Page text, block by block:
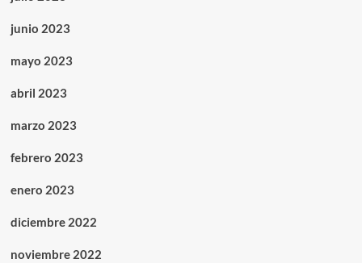
junio 2023
mayo 2023
abril 2023
marzo 2023
febrero 2023
enero 2023
diciembre 2022
noviembre 2022